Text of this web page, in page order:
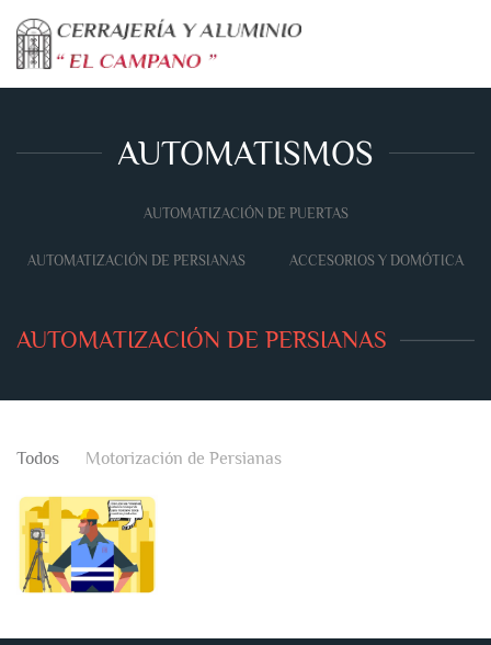
Skip to main content
AUTOMATISMOS
AUTOMATIZACIÓN DE PUERTAS
AUTOMATIZACIÓN DE PERSIANAS ACCESORIOS Y DOMÓTICA
AUTOMATIZACIÓN DE PERSIANAS
Todos Motorización de Persianas